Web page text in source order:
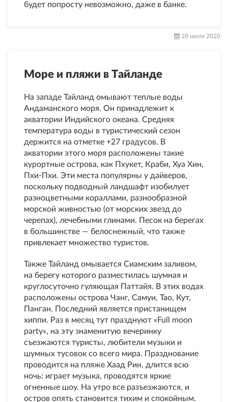
будет попросту невозможно, даже в банке.
28 июля 2020
Море и пляжи в Тайланде
На западе Тайланд омывают теплые воды
Андаманского моря. Он принадлежит к
акватории Индийского океана. Средняя
температура воды в туристический сезон
держится на отметке +27 градусов. В
акватории этого моря расположены такие
курортные острова, как Пхукет, Краби, Хуа Хин,
Пхи-Пхи. Эти места популярны у дайверов,
поскольку подводный ландшафт изобилует
разноцветными кораллами, разнообразной
морской живностью (от морских звезд до
черепах), лечебными глинами. Песок на берегах
в большинстве — белоснежный, что также
привлекает множество туристов.
Также Тайланд омывается Сиамским заливом,
на берегу которого разместилась шумная и
круглосуточно гуляющая Паттайя. В этих водах
расположены острова Чанг, Самуи, Тао, Кут,
Панган. Последний является пристанищем
хиппи. Раз в месяц тут празднуют «Full moon
party», на эту знаменитую вечеринку
съезжаются туристы, любители музыки и
шумных тусовок со всего мира. Празднование
проводится на пляже Хаад Рин, длится всю
ночь: играет музыка, проводятся яркие
огненные шоу. На утро все разъезжаются, и
остров опять становится тихим и спокойным.